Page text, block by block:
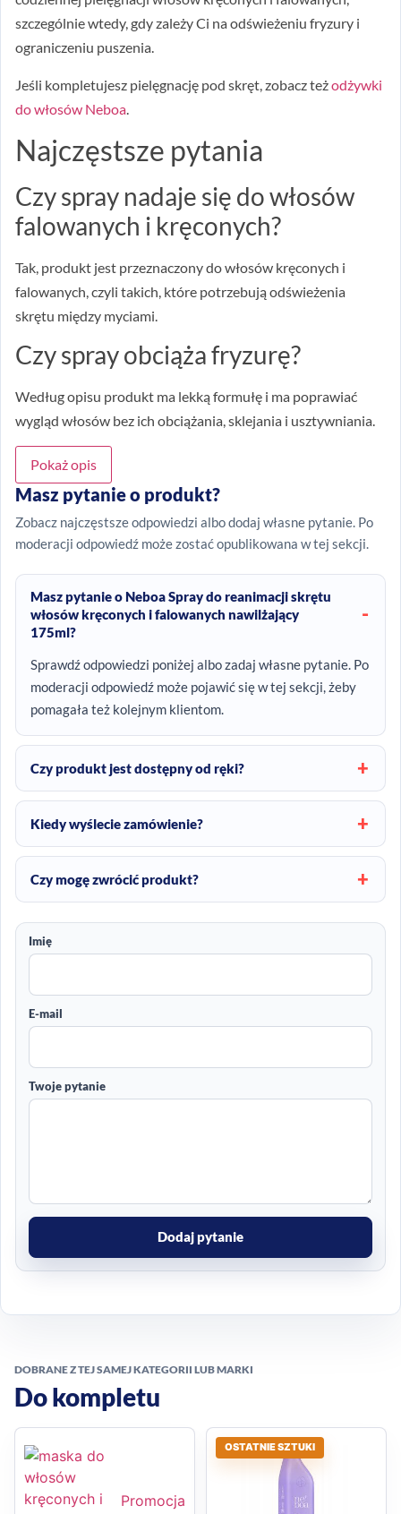
szczególnie wtedy, gdy zależy Ci na odświeżeniu fryzury i
ograniczeniu puszenia.
Jeśli kompletujesz pielęgnację pod skręt, zobacz teżodżywki
do włosów Neboa
Najczęstsze pytania
Czy spray nadaje się do włosów
falowanych i kręconych?
Tak, produkt jest przeznaczony do włosów kręconych i
falowanych, czyli takich, które potrzebują odświeżenia
skrętu między myciami.
Czy spray obciąża fryzurę?
Według opisu produkt ma lekką formułę i ma poprawiać
wygląd włosów bez ich obciążania, sklejania i usztywniania.
Pokaż opis
Masz pytanie o produkt?
Zobacz najczęstsze odpowiedzi albo dodaj własne pytanie. Po
moderacji odpowiedź może zostać opublikowana w tej sekcji.
Masz pytanie o Neboa Spray do reanimacji skrętu
włosów kręconych i falowanych nawilżający
175ml?
Sprawdź odpowiedzi poniżej albo zadaj własne pytanie. Po
moderacji odpowiedź może pojawić się w tej sekcji, żeby
pomagała też kolejnym klientom.
Czy produkt jest dostępny od ręki?
Kiedy wyślecie zamówienie?
Czy mogę zwrócić produkt?
Imię
E-mail
Twoje pytanie
Dodaj pytanie
DOBRANE Z TEJ SAMEJ KATEGORII LUB MARKI
Do kompletu
Promocja
OSTATNIE SZTUKI